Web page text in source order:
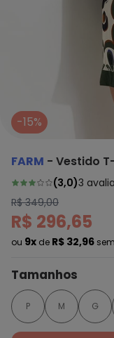
-15%
FARM - Vestido
(3,0)3
R$ 349,00
R$ 296,65
ou 9x de R$ 32,96
Tamanhos
P M G